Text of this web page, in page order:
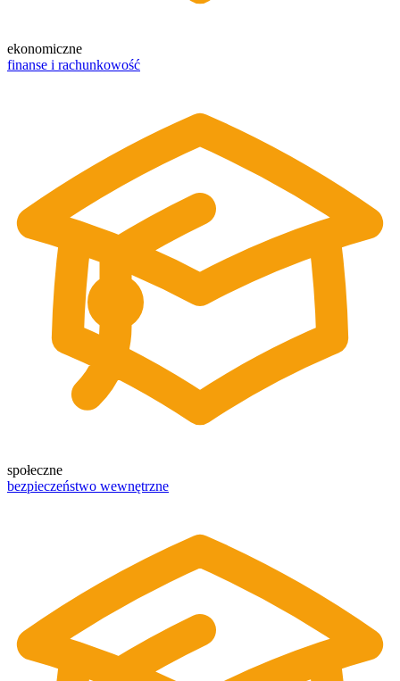
ekonomiczne
finanse i rachunkowość
społeczne
bezpieczeństwo wewnętrzne